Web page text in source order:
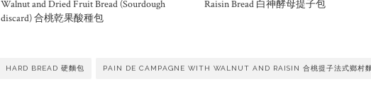
Walnut and Dried Fruit Bread (Sourdough
discard) 合桃乾果酸種包
Raisin Bread 白神酵母提子包
HARD BREAD 硬麵包 PAIN DE CAMPAGNE WITH WALNUT AND RAISIN 合桃提子法式鄉村